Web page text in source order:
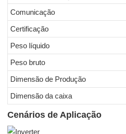
Comunicação
Certificação
Peso líquido
Peso bruto
Dimensão de Produção
Dimensão da caixa
Cenários de Aplicação